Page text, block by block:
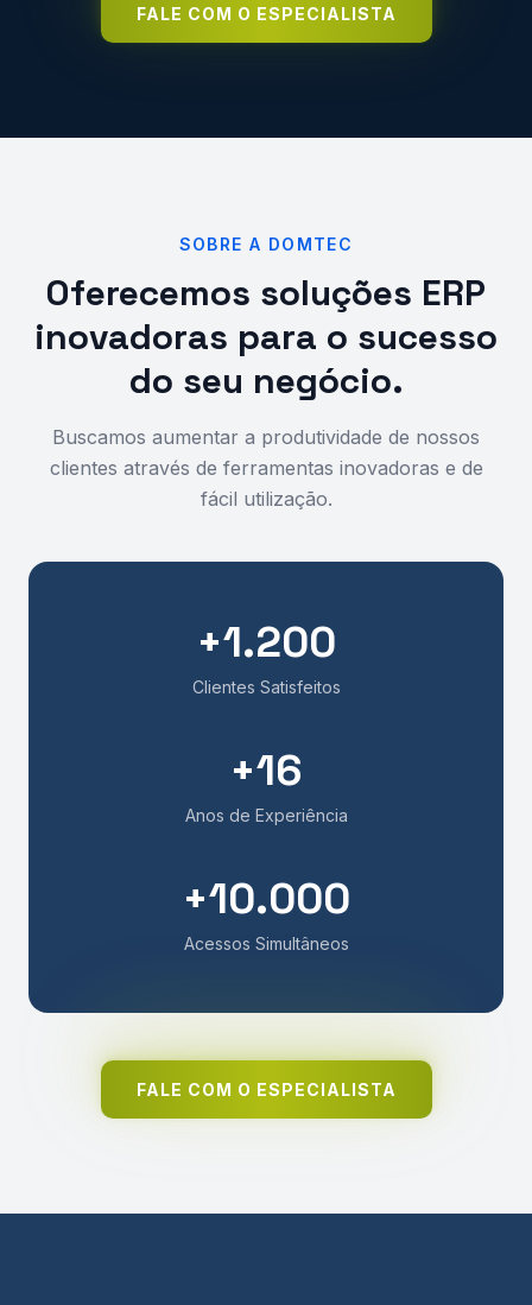
FALE COM O ESPECIALISTA
SOBRE A DOMTEC
Oferecemos soluções ERP
inovadoras para o sucesso
do seu negócio.
Buscamos aumentar a produtividade de nossos
clientes através de ferramentas inovadoras e de
fácil utilização.
+1.200
Clientes Satisfeitos
+16
Anos de Experiência
+10.000
Acessos Simultâneos
FALE COM O ESPECIALISTA